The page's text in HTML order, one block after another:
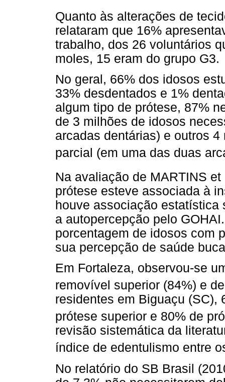
Quanto às alterações de
relataram que 16%
trabalho, dos 26 voluntários
moles, 15 eram do grupo G3.
No geral, 66% dos idosos
33% desdentados e 1%
algum tipo de prótese, 87%
de 3 milhões de idosos
arcadas dentárias) e outros
parcial (em uma das duas
Na avaliação de MARTINS
prótese esteve associada à
houve associação estatística
a autopercepção pelo
porcentagem de idosos com
sua percepção de saúde
Em Fortaleza, observou-se
removível superior (84%) e
residentes em Biguaçu (SC),
prótese superior e 80% de
revisão sistemática da
índice de edentulismo entre
No relatório do SB Brasil